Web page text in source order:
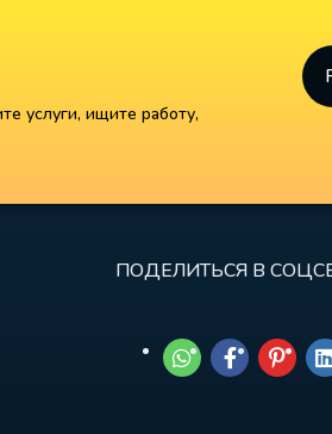
услуги, ищите работу,
ПОДЕЛИТЬСЯ В